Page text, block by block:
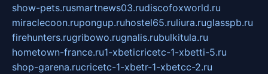
show-pets.rusmartnews03.rudiscofoxworld.ru
miraclecoon.rupongup.ruhostel65.ruliura.ruglasspb.ru
firehunters.rugribowo.rugnalis.rubulkitula.ru
hometown-france.ru1-xbeticricetc-1-xbetti-5.ru
shop-garena.rucricetc-1-xbetr-1-xbetcc-2.ru